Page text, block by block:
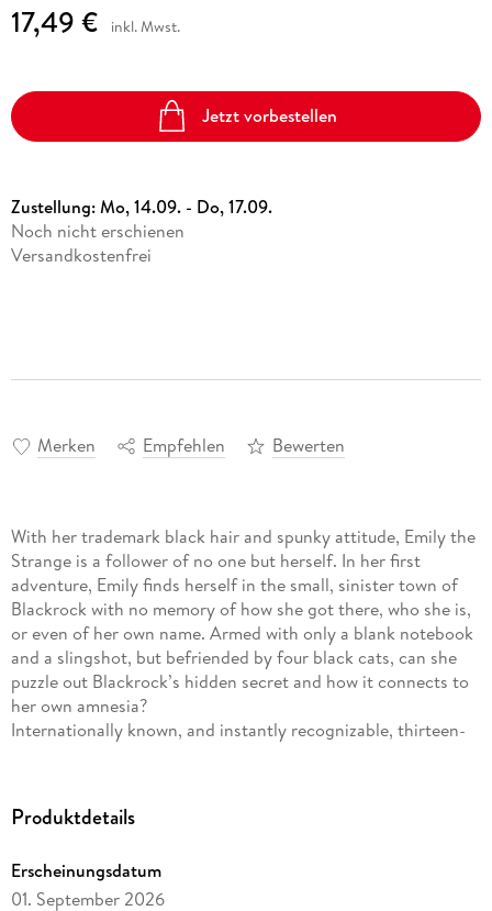
17,49 € inkl. Mwst.
Jetzt vorbestellen
Zustellung:Mo, 14.09. - Do, 17.09.
Noch nicht erschienen
Versandkostenfrei
Merken Empfehlen Bewerten
With her trademark black hair and spunky attitude, Emily the
Strange is a follower of no one but herself. In her first
adventure, Emily finds herself in the small, sinister town of
Blackrock with no memory of how she got there, who she is,
or even of her own name. Armed with only a blank notebook
and a slingshot, but befriended by four black cats, can she
puzzle out Blackrock’s hidden secret and how it connects to
her own amnesia?
Internationally known, and instantly recognizable, thirteen-
strength lies in being yourself. Told in Emily’s inimitable first-
person narrative, this quirky and irresistible tale is part
Read all the wildly inventive adventures of Emily the Strange:
Produktdetails
Erscheinungsdatum
01. September 2026